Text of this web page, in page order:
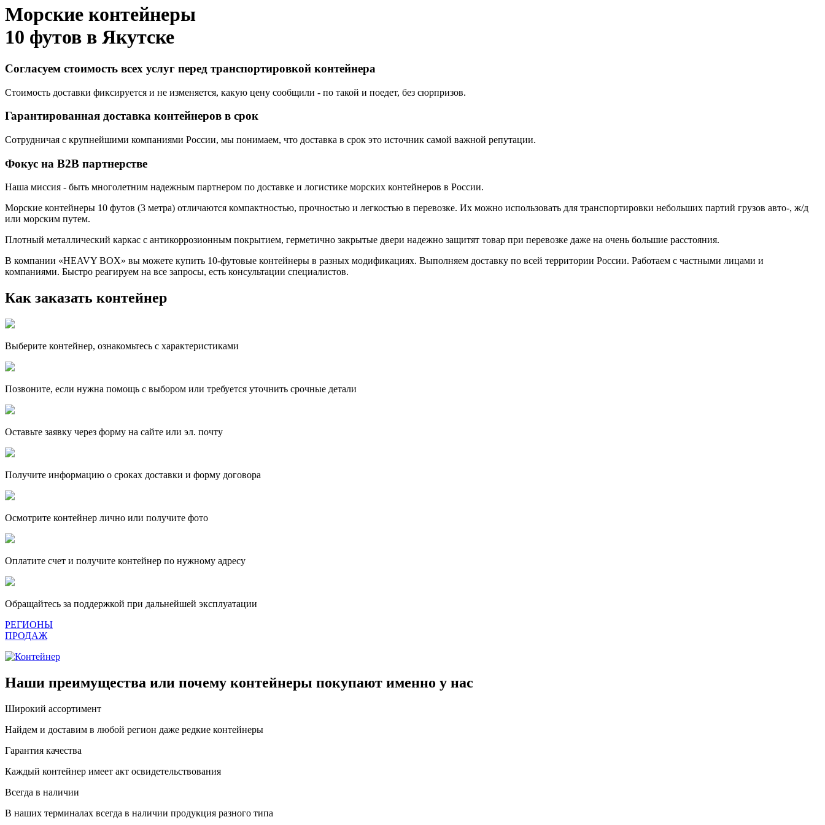
Морские контейнеры
10 футов в Якутске
Согласуем стоимость всех услуг перед транспортировкой контейнера
Стоимость доставки фиксируется и не изменяется, какую цену сообщили - по такой и поедет, без сюрпризов.
Гарантированная доставка контейнеров в срок
Сотрудничая с крупнейшими компаниями России, мы понимаем, что доставка в срок это источник самой важной репутации.
Фокус на B2B партнерстве
Наша миссия - быть многолетним надежным партнером по доставке и логистике морских контейнеров в России.
Морские контейнеры 10 футов (3 метра) отличаются компактностью, прочностью и легкостью в перевозке. Их можно использовать для транспортировки небольших партий грузов авто-, ж/д
или морским путем.
Плотный металлический каркас с антикоррозионным покрытием, герметично закрытые двери надежно защитят товар при перевозке даже на очень большие расстояния.
В компании «HEAVY BOX» вы можете купить 10-футовые контейнеры в разных модификациях. Выполняем доставку по всей территории России. Работаем с частными лицами и
компаниями. Быстро реагируем на все запросы, есть консультации специалистов.
Как заказать контейнер
Выберите контейнер, ознакомьтесь с характеристиками
Позвоните, если нужна помощь с выбором или требуется уточнить срочные детали
Оставьте заявку через форму на сайте или эл. почту
Получите информацию о сроках доставки и форму договора
Осмотрите контейнер лично или получите фото
Оплатите счет и получите контейнер по нужному адресу
Обращайтесь за поддержкой при дальнейшей эксплуатации
РЕГИОНЫ
ПРОДАЖ
Наши преимущества или почему контейнеры покупают именно у нас
Широкий ассортимент
Найдем и доставим в любой регион даже редкие контейнеры
Гарантия качества
Каждый контейнер имеет акт освидетельствования
Всегда в наличии
В наших терминалах всегда в наличии продукция разного типа